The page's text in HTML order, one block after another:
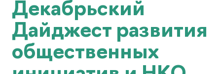
Декабрьский
Дайджест развития
общественных